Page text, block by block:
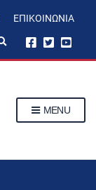
ΕΠΙΚΟΙΝΩΝΊΑ
p
MENU